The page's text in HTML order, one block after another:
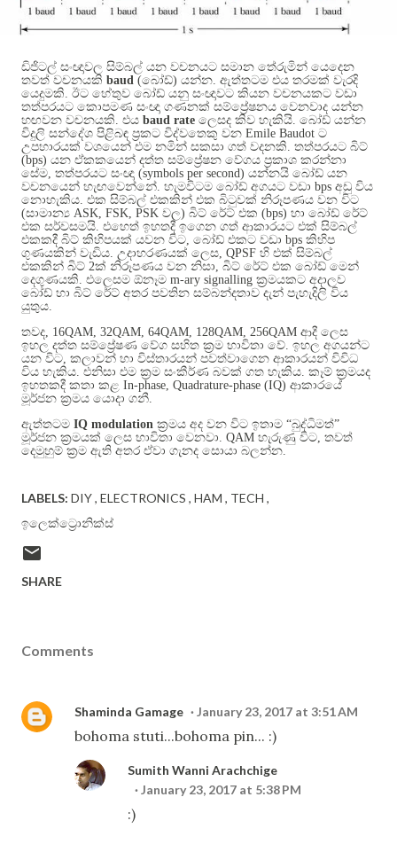
ඩිජිටල් සංඥාවල සිම්බල් යන වචනයට සමාන තේරුමින් යෙදෙන
තවත් වචනයකි baud (බෝඩ්) යන්න. ඇත්තටම එය තරමක් වැරදි
යෙදුමකි. ඊට හේතුව බෝඩ් යනු සංඥාවට කියන වචනයකට වඩා
තත්පරයට කොපමණ සංඥා ගණනක් සම්ප්‍රේෂනය වෙනවාද යන්න
හඟවන වචනයකි. එය baud rate ලෙසද කිව හැකියි. බෝඩ් යන්න
විදුලි සන්දේශ පිළිබඳ ප්‍රකට විද්වතෙකු වන Emile Baudot ට
උපහාරයක් වශයෙන් එම නමින් සකසා ගත් වදනකි. තත්පරයට බිට්
(bps) යන ඒකකයෙන් දත්ත සම්ප්‍රේෂන වේගය ප්‍රකාශ කරන්නා
සේම, තත්පරයට සංඥා (symbols per second) යන්නයි බෝඩ් යන
වචනයෙන් හැඟවෙන්නේ. හැමවිටම බෝඩ් අගයට වඩා bps අඩු විය
නොහැකිය. එක සිම්බල් එකකින් එක බිටුවක් නිරූපණය වන විට
(සාමාන්‍ය ASK, FSK, PSK වල) බිට් රේට් එක (bps) හා බෝඩ් රේට්
එක සර්වසමයි. එහෙත් ඉහතදී ඉගෙන ගත් ආකාරයට එක් සිම්බල්
එකකදී බිට් කිහිපයක් යවන විට, බෝඩ් එකට වඩා bps කිහිප
ගුණයකින් වැඩිය. උදාහරණයක් ලෙස, QPSF හි එක් සිම්බල්
එකකින් බිට් 2ක් නිරූපණය වන නිසා, බිට් රේට් එක බෝඩ් මෙන්
දෙගුණයකි. එලෙසම ඕනෑම m-ary signalling ක්‍රමයකට අදාලව
බෝඩ් හා බිට් රේට් අතර පවතින සම්බන්දතාව දැන් පැහැදිලි විය
යුතුය.
තවද, 16QAM, 32QAM, 64QAM, 128QAM, 256QAM ආදී ලෙස
ඉහල දත්ත සම්ප්‍රේෂණ වේග සහිත ක්‍රම භාවිතා වේ. ඉහල අගයන්ට
යන විට, කලාවන් හා විස්තාරයන් පවත්වාගෙන ආකාරයන් විවිධ
විය හැකිය. එනිසා එම ක්‍රම සංකීර්ණ බවක් ගත හැකිය. කෑම් ක්‍රමයද
ඉහතකදී කතා කළ In-phase, Quadrature-phase (IQ) ආකාරයේ
මූර්ජන ක්‍රමය යොදා ගනී.
ඇත්තටම IQ modulation ක්‍රමය අද වන විට ඉතාම “බුද්ධිමත්”
මූර්ජන ක්‍රමයක් ලෙස භාවිතා වෙනවා. QAM හැරුණු විට, තවත්
දෙමුහුම් ක්‍රම ඇති අතර ඒවා ගැනද සොයා බලන්න.
LABELS: DIY ELECTRONICS HAM
TECH
ඉලෙක්ට්‍රොනික්ස්
SHARE
Comments
Shaminda Gamage January 23, 2017 at 3:51 AM
bohoma stuti...bohoma pin... :)
Sumith Wanni Arachchige
January 23, 2017 at 5:38 PM
:)